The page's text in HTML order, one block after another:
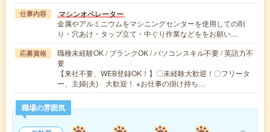
仕事内容 マシンオペレーター
金属やアルミニウムをマシニングセンターを使用しての削
り・穴あけ・タップ立て・中ぐり作業などををお願い…
応募資格
職種未経験OK / ブランクOK / パソコンスキル不要 / 英語力不
要
【来社不要、WEB登録OK！】〇未経験大歓迎！〇フリータ
ー、主婦(夫) 大歓迎！ ※お仕事の掛け持ち…
職場の雰囲気